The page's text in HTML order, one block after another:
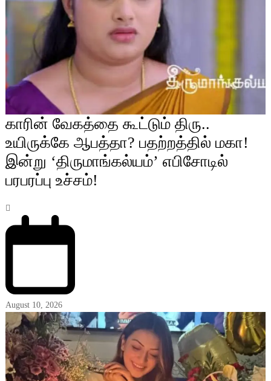
காரின் வேகத்தை கூட்டும் திரு..
உயிருக்கே ஆபத்தா? பதற்றத்தில் மகா!
இன்று ‘திருமாங்கல்யம்’ எபிசோடில்
பரபரப்பு உச்சம்!
August 10, 2026